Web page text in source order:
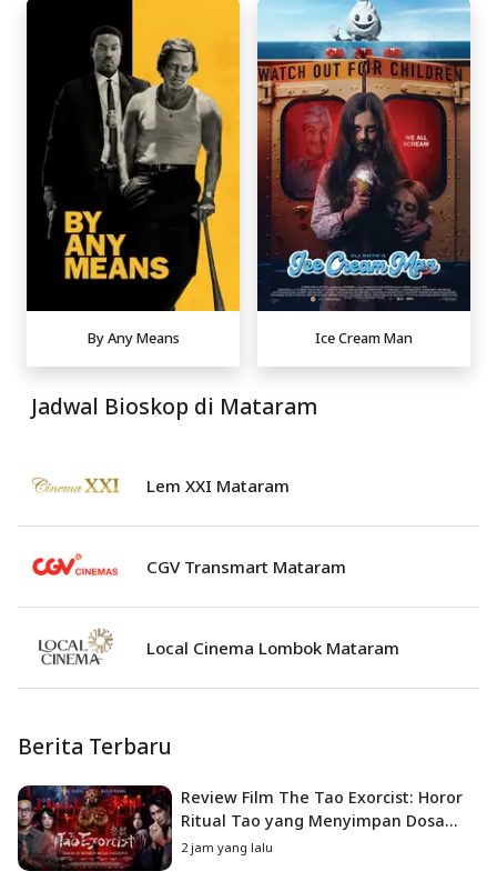
By Any Means Ice Cream Man
Jadwal Bioskop di Mataram
Lem XXI Mataram
CGV Transmart Mataram
Local Cinema Lombok Mataram
Berita Terbaru
Review Film The Tao Exorcist: Horor
Ritual Tao yang Menyimpan Dosa
Masa Lalu
2 jam yang lalu